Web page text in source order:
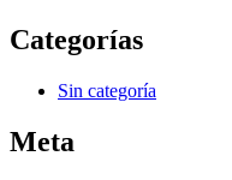
Categorías
Sin categoría
Meta